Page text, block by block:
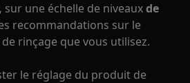
sur une échelle de niveauxde
recommandations sur le
rinçage que vous utilisez.
le réglage du produit de